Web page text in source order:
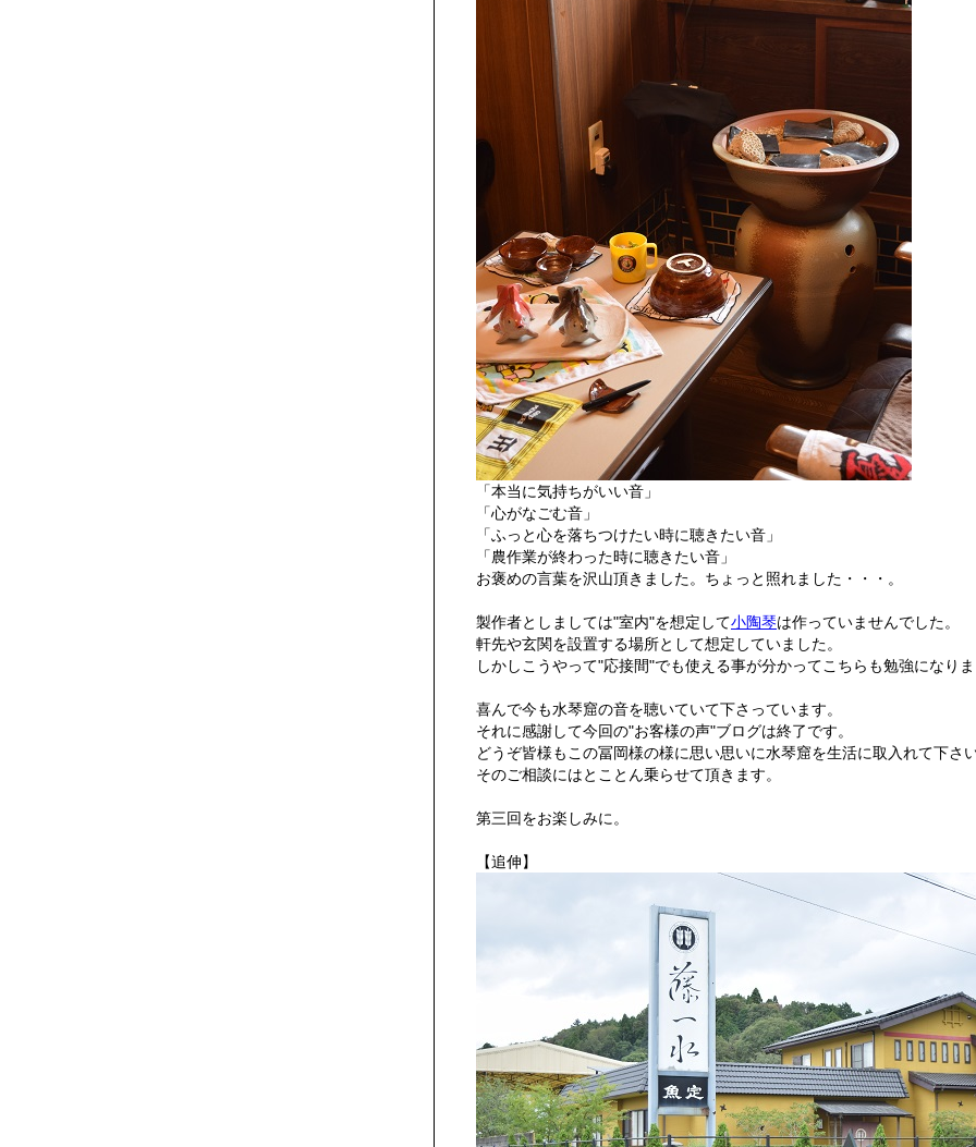
「本当に気持ちがいい音」
「心がなごむ音」
「ふっと心を落ちつけたい時に聴きたい音」
「農作業が終わった時に聴きたい音」
お褒めの言葉を沢山頂きました。ちょっと照れました・・・。
製作者としましては"室内"を想定して小陶琴は作っていませんでした。
軒先や玄関を設置する場所として想定していました。
しかしこうやって"応接間"でも使える事が分かってこちらも勉強になりま
喜んで今も水琴窟の音を聴いていて下さっています。
それに感謝して今回の"お客様の声"ブログは終了です。
どうぞ皆様もこの冨岡様の様に思い思いに水琴窟を生活に取入れて下さい
そのご相談にはとことん乗らせて頂きます。
第三回をお楽しみに。
【追伸】